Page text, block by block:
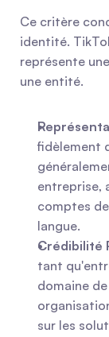
Ce critère
identité.
représente
une entité.
fidèlement
entreprise,
comptes
langue.
Crédibilité
tant
domaine
sur les